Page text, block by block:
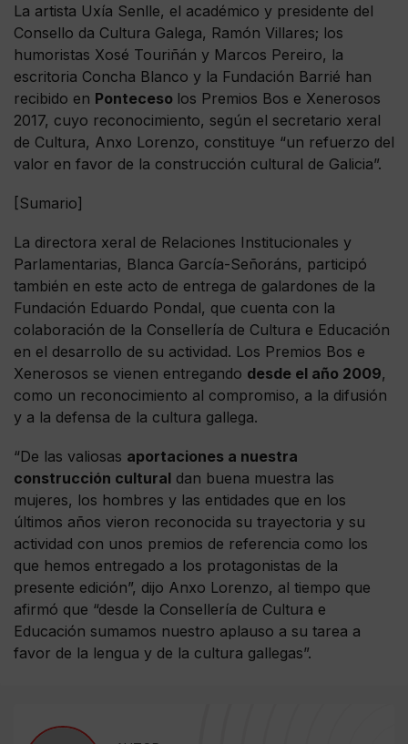
La artista Uxía Senlle, el académico y presidente del
Consello da Cultura Galega, Ramón Villares; los
humoristas Xosé Touriñán y Marcos Pereiro, la
escritoria Concha Blanco y la Fundación Barrié han
recibido en Ponteceso los Premios Bos e Xenerosos
2017, cuyo reconocimiento, según el secretario xeral
de Cultura, Anxo Lorenzo, constituye “un refuerzo del
valor en favor de la construcción cultural de Galicia”.
[Sumario]
La directora xeral de Relaciones Institucionales y
Parlamentarias, Blanca García-Señoráns, participó
también en este acto de entrega de galardones de la
Fundación Eduardo Pondal, que cuenta con la
colaboración de la Consellería de Cultura e Educación
en el desarrollo de su actividad. Los Premios Bos e
Xenerosos se vienen entregando desde el año 2009,
como un reconocimiento al compromiso, a la difusión
y a la defensa de la cultura gallega.
“De las valiosas aportaciones a nuestra
construcción cultural dan buena muestra las
mujeres, los hombres y las entidades que en los
últimos años vieron reconocida su trayectoria y su
actividad con unos premios de referencia como los
que hemos entregado a los protagonistas de la
presente edición”, dijo Anxo Lorenzo, al tiempo que
afirmó que “desde la Consellería de Cultura e
Educación sumamos nuestro aplauso a su tarea a
favor de la lengua y de la cultura gallegas”.